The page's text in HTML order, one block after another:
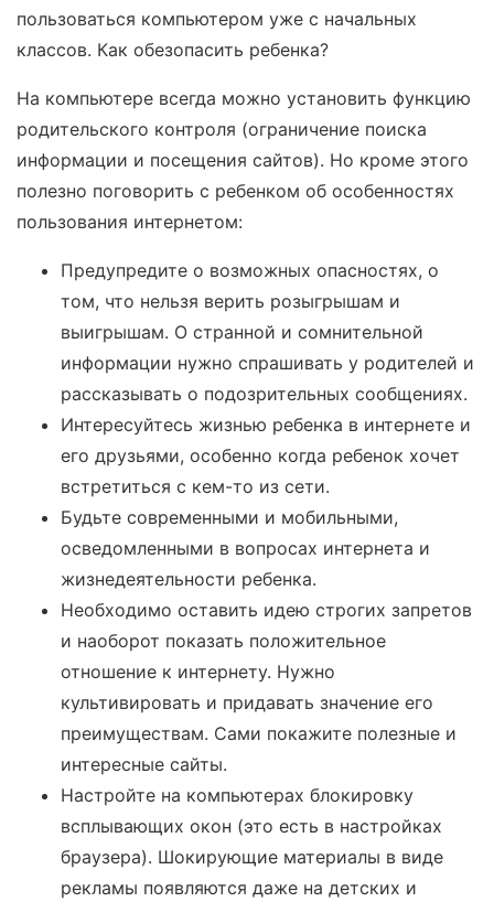
пользоваться компьютером уже с начальных
классов. Как обезопасить ребенка?
На компьютере всегда можно установить функцию
родительского контроля (ограничение поиска
информации и посещения сайтов). Но кроме этого
полезно поговорить с ребенком об особенностях
пользования интернетом:
Предупредите о возможных опасностях, о
том, что нельзя верить розыгрышам и
выигрышам. О странной и сомнительной
информации нужно спрашивать у родителей и
рассказывать о подозрительных сообщениях.
Интересуйтесь жизнью ребенка в интернете и
его друзьями, особенно когда ребенок хочет
встретиться с кем-то из сети.
Будьте современными и мобильными,
осведомленными в вопросах интернета и
жизнедеятельности ребенка.
Необходимо оставить идею строгих запретов
и наоборот показать положительное
отношение к интернету. Нужно
культивировать и придавать значение его
преимуществам. Сами покажите полезные и
интересные сайты.
Настройте на компьютерах блокировку
всплывающих окон (это есть в настройках
браузера). Шокирующие материалы в виде
рекламы появляются даже на детских и